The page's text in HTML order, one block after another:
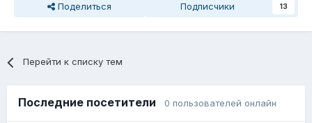
Поделиться Подписчики 13
Перейти к списку тем
Последние посетители 0 пользователей онлайн